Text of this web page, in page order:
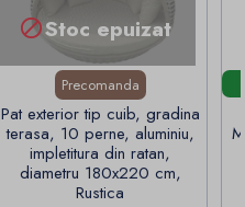
Stoc epuizat
Precomanda
Pat exterior tip cuib, gradina
terasa, 10 perne, aluminiu,
impletitura din ratan,
diametru 180x220 cm,
Rustica